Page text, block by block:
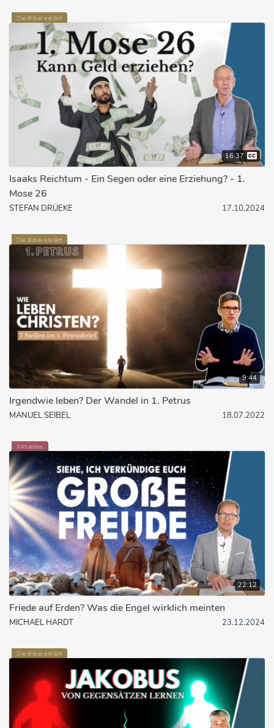
Die Bibel erklärt
16:37
Isaaks Reichtum - Ein Segen oder eine Erziehung? - 1.
Mose 26
STEFAN DRÜEKE 17.10.2024
Die Bibel erklärt
9:44
Irgendwie leben? Der Wandel in 1. Petrus
MANUEL SEIBEL 18.07.2022
Aktuelles
22:12
Friede auf Erden? Was die Engel wirklich meinten
MICHAEL HARDT 23.12.2024
Die Bibel erklärt